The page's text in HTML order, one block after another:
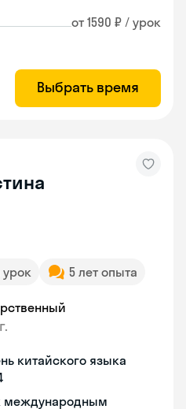
от 1590 ₽ / урок
Выбрать время
урок 5 лет опыта
китайского языка
международным